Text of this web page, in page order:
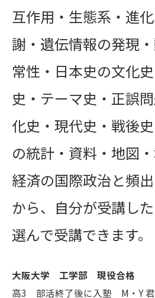
互作用・生態系・進
謝・遺伝情報の発現
常性・日本史の文化
史・テーマ史・正誤
化史・現代史・戦後
の統計・資料・地図
経済の国際政治と頻
から、自分が受講し
選んで受講できます。
大阪大学 工学部 現役合格
高3 部活終了後に入塾 M・Y